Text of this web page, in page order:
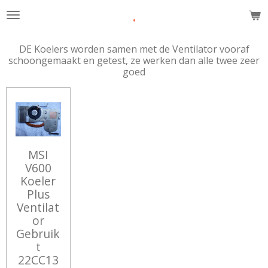
Ga
hoofdinhoud
.
DE Koelers worden samen met de Ventilator vooraf
schoongemaakt en getest, ze werken dan alle twee zeer
goed
MSI
V600
Koeler
Plus
Ventilat
or
Gebruik
t
22CC13